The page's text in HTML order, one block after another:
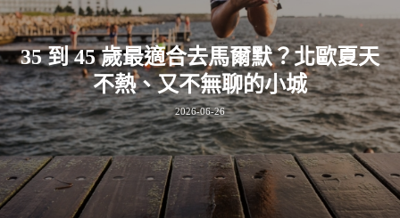
35 到 45 歲最適合去馬爾默？北歐夏天
不熱、又不無聊的小城
2026-06-26